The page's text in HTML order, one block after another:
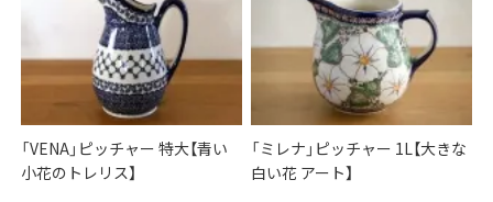
「VENA」ピッチャー 特大【青い
小花のトレリス】
「ミレナ」ピッチャー 1L【大きな
白い花 アート】